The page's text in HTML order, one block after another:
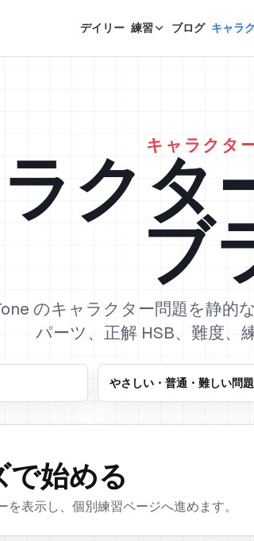
デイリー 練習 ブログ キャラ
キャラクタ
クタ
ブ
のキャラクター問題を静的
パーツ、正解 HSB、難度、
やさしい・普通・難しい問題
始める
表示し、個別練習ページへ進めます。